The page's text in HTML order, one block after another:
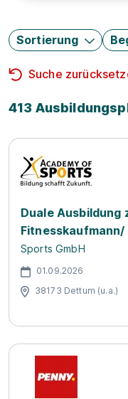
Sortierung
Suche
413
Duale Ausbildung
Sports GmbH
01.09.2026
38173 Dettum (u.a.)